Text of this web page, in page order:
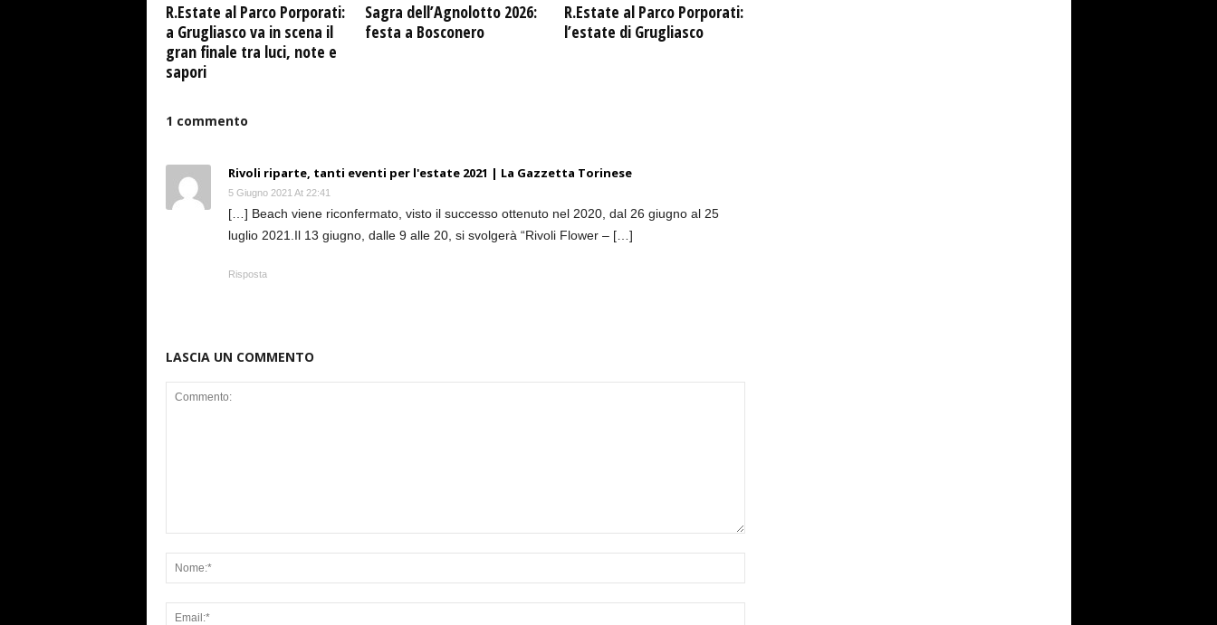
R.Estate al Parco Porporati:
a Grugliasco va in scena il
gran finale tra luci, note e
sapori
Sagra dell’Agnolotto 2026:
festa a Bosconero
R.Estate al Parco Porporati:
l’estate di Grugliasco
1 commento
Rivoli riparte, tanti eventi per l'estate 2021 | La Gazzetta Torinese
5 Giugno 2021 At 22:41
[…] Beach viene riconfermato, visto il successo ottenuto nel 2020, dal 26 giugno al 25
luglio 2021.Il 13 giugno, dalle 9 alle 20, si svolgerà “Rivoli Flower – […]
Risposta
LASCIA UN COMMENTO